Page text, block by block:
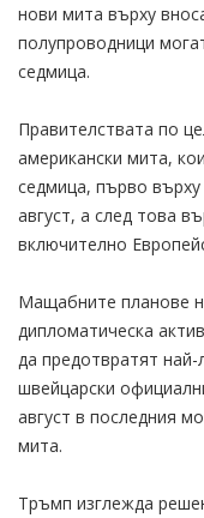
нови мита върху
полупроводници
седмица.
Правителствата по
американски мита,
седмица, първо
август, а след това
включително
Мащабните планове
дипломатическа
да предотвратят
швейцарски
август в последния
мита.
Тръмп изглежда